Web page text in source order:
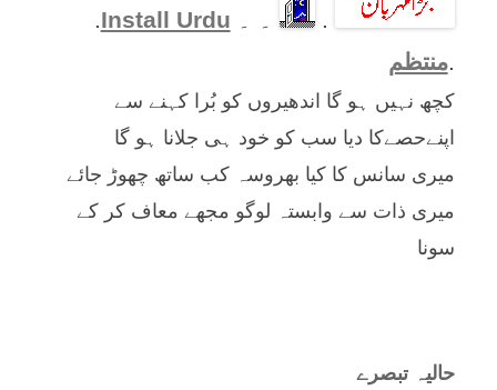
. ۔ ۔ Install Urdu
.
.منتظم
کچھ نہیں ہو گا اندھیروں کو بُرا کہنے سے
اپنےحصےکا دیا سب کو خود ہی جلانا ہو گا
میری سانس کا کیا بھروسہ کب ساتھ چھوڑ جائے
میری ذات سے وابستہ لوگو مجھے معاف کر کے
سونا
حالیہ تبصرے